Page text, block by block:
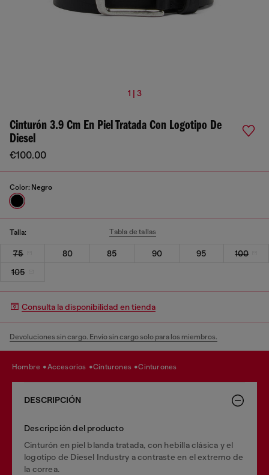
1 | 3
Cinturón 3.9 Cm En Piel Tratada Con Logotipo De
Diesel
€100.00
Color: Negro
Talla: Tabla de tallas
75 80 85 90 95
100
105
Consulta la disponibilidad en tienda
Devoluciones sin cargo. Envío sin cargo solo para los miembros.
hombre accesorios cinturones cinturones
DESCRIPCIÓN
Descripción del producto
Cinturón en piel blanda tratada, con hebilla clásica y el
logotipo de Diesel Industry a contraste en el extremo de
la correa.